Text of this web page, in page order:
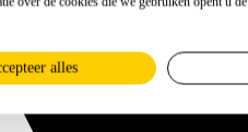
alles